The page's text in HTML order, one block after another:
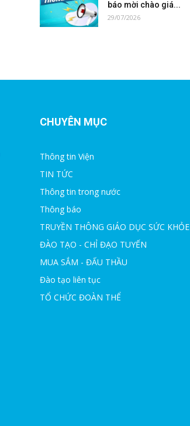
báo mời chào giá...
29/07/2026
CHUYÊN MỤC
Thông tin Viện
TIN TỨC
Thông tin trong nước
Thông báo
TRUYỀN THÔNG GIÁO DỤC SỨC KHỎE
ĐÀO TẠO - CHỈ ĐẠO TUYẾN
MUA SẮM - ĐẤU THẦU
Đào tạo liên tục
TỔ CHỨC ĐOÀN THỂ